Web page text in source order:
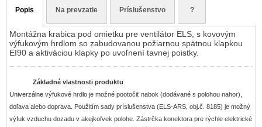
Popis Na prevzatie Príslušenstvo ?
Montážna krabica pod omietku pre ventilátor ELS, s kovovým
výfukovým hrdlom so zabudovanou požiarnou spätnou klapkou
EI90 a aktiváciou klapky po uvoľnení tavnej poistky.
Základné vlastnosti produktu
Univerzálne výfukové hrdlo je možné pootočiť nabok (dodávané s polohou nahor),
doľava alebo doprava. Použitím sady príslušenstva (ELS-ARS, obj.č. 8185) je možný
výfuk vzduchu dozadu v akejkoľvek polohe. Zástrčka konektora pre rýchle elektrické